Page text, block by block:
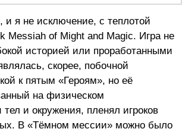
и я не исключение, с теплотой
Messiah of Might and Magic. Игра не
историей или проработанными
скорее, побочной
к пятым «Героям», но её
на физическом
и окружения, пленял игроков
В «Тёмном мессии» можно было